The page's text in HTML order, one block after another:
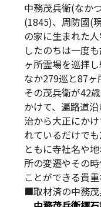
中務茂兵衛(なか
(1845)、周防國(
の家に生まれた
したのちは一度
ヶ所霊場を巡拝
なか279巡と87ヶ
その茂兵衛が42
かけて、遍路道
治から大正にか
れているだけで
ともに寺社名や
所の変遷やその
ことができる貴
■取材済の中務